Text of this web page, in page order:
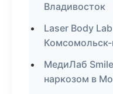
Владивосток
Laser Body
МедиЛаб
наркозом в